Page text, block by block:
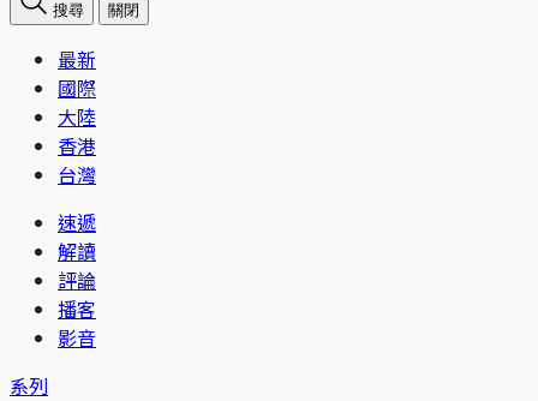
搜尋 關閉
最新
國際
大陸
香港
台灣
速遞
解讀
評論
播客
影音
系列